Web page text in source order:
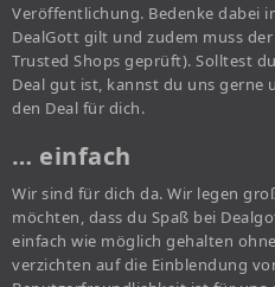
Veröffentlichung. Bedenke dabei
DealGott gilt und zudem muss
Trusted Shops geprüft). Solltest
Deal gut ist, kannst du uns
den Deal für dich.
… einfach
Wir sind für dich da. Wir legen
möchten, dass du Spaß bei
einfach wie möglich gehalten
verzichten auf die Einblendung